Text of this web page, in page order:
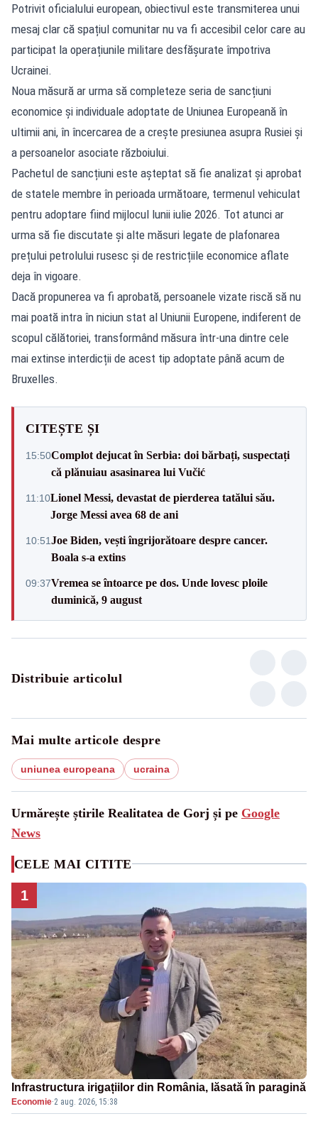
Potrivit oficialului european, obiectivul este transmiterea unui
mesaj clar că spațiul comunitar nu va fi accesibil celor care au
participat la operațiunile militare desfășurate împotriva
Ucrainei.
Noua măsură ar urma să completeze seria de sancțiuni
economice și individuale adoptate de Uniunea Europeană în
ultimii ani, în încercarea de a crește presiunea asupra Rusiei și
a persoanelor asociate războiului.
Pachetul de sancțiuni este așteptat să fie analizat și aprobat
de statele membre în perioada următoare, termenul vehiculat
pentru adoptare fiind mijlocul lunii iulie 2026. Tot atunci ar
urma să fie discutate și alte măsuri legate de plafonarea
prețului petrolului rusesc și de restricțiile economice aflate
deja în vigoare.
Dacă propunerea va fi aprobată, persoanele vizate riscă să nu
mai poată intra în niciun stat al Uniunii Europene, indiferent de
scopul călătoriei, transformând măsura într-una dintre cele
mai extinse interdicții de acest tip adoptate până acum de
Bruxelles.
CITEȘTE ȘI
15:50Complot dejucat în Serbia: doi bărbați, suspectați
că plănuiau asasinarea lui Vučić
11:10Lionel Messi, devastat de pierderea tatălui său.
Jorge Messi avea 68 de ani
10:51Joe Biden, vești îngrijorătoare despre cancer.
Boala s-a extins
09:37Vremea se întoarce pe dos. Unde lovesc ploile
duminică, 9 august
Distribuie articolul
Mai multe articole despre
uniunea europeana ucraina
Urmărește știrile Realitatea de Gorj și pe Google
News
CELE MAI CITITE
1
Infrastructura irigațiilor din România, lăsată în paragină
Economie·2 aug. 2026, 15:38